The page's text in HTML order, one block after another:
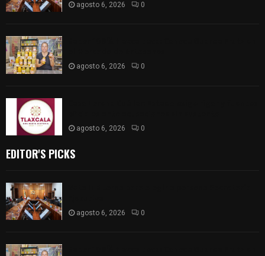
agosto 6, 2026 0
agosto 6, 2026 0
agosto 6, 2026 0
EDITOR'S PICKS
agosto 6, 2026 0